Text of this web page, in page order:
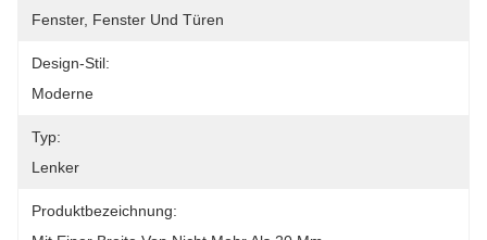
Fenster, Fenster Und Türen
Design-Stil:
Moderne
Typ:
Lenker
Produktbezeichnung: